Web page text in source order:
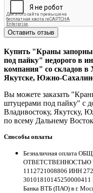
Оставить отзыв
Купить "Краны
под пайку" недорого в
компания" со складов в
Якутске, Южно-
Вы можете заказать
штуцерами под пайку" с
Владивостоку, Якутску,
по всему Дальнему
Способы оплаты
Безналичная оплата
1112721008806 ИНН
Банка ВТБ (ПАО) в г.